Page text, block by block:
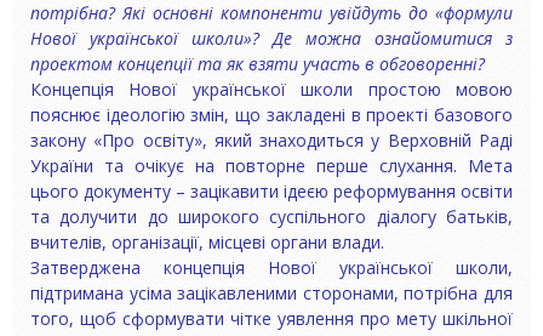
потрібна? Які основні компоненти увійдуть до «формули
Нової української школи»? Де можна ознайомитися з
проектом концепції та як взяти участь в обговоренні?
Концепція Нової української школи простою мовою
пояснює ідеологію змін, що закладені в проекті базового
закону «Про освіту», який знаходиться у Верховній Раді
України та очікує на повторне перше слухання. Мета
цього документу – зацікавити ідеєю реформування освіти
та долучити до широкого суспільного діалогу батьків,
вчителів, організації, місцеві органи влади.
Затверджена концепція Нової української школи,
підтримана усіма зацікавленими сторонами, потрібна для
того, щоб сформувати чітке уявлення про мету шкільної